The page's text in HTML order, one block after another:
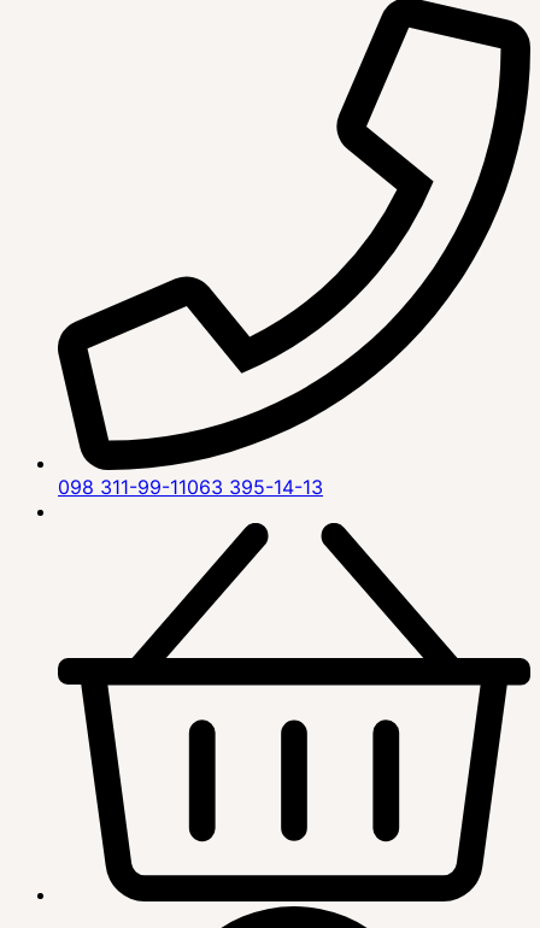
098 311-99-11063 395-14-13